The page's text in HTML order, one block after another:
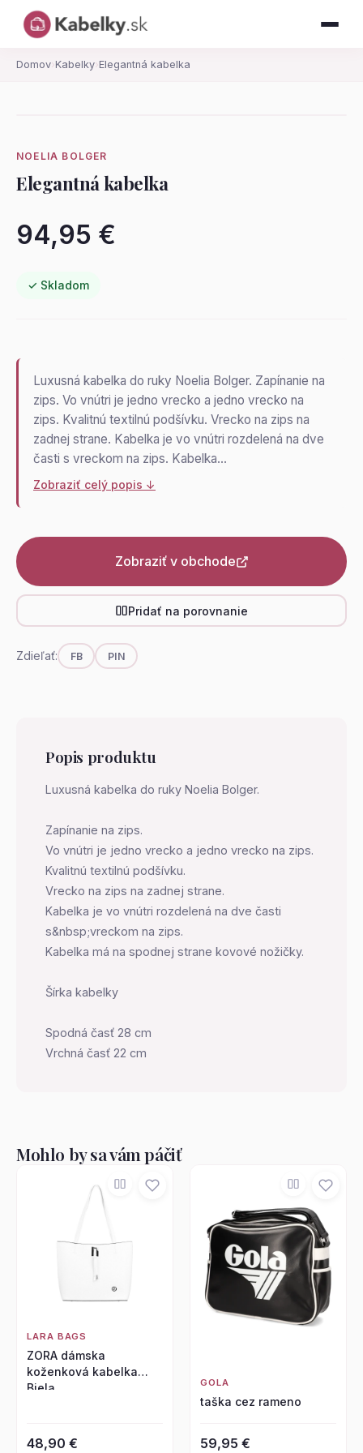
Domov› Kabelky› Elegantná kabelka
NOELIA BOLGER
Elegantná kabelka
94,95 €
✓ Skladom
Luxusná kabelka do ruky Noelia Bolger. Zapínanie na
zips. Vo vnútri je jedno vrecko a jedno vrecko na
zips. Kvalitnú textilnú podšívku. Vrecko na zips na
zadnej strane. Kabelka je vo vnútri rozdelená na dve
časti s vreckom na zips. Kabelka…
Zobraziť celý popis ↓
Zobraziť v obchode
Pridať na porovnanie
Zdieľať: FB PIN
Popis produktu
Luxusná kabelka do ruky Noelia Bolger.
Zapínanie na zips.
Vo vnútri je jedno vrecko a jedno vrecko na zips.
Kvalitnú textilnú podšívku.
Vrecko na zips na zadnej strane.
Kabelka je vo vnútri rozdelená na dve časti
s&nbsp;vreckom na zips.
Kabelka má na spodnej strane kovové nožičky.
Šírka kabelky
Spodná časť 28 cm
Vrchná časť 22 cm
Mohlo by sa vám páčiť
LARA BAGS
ZORA dámska
koženková kabelka
Biela
48,90 €
GOLA
taška cez rameno
59,95 €